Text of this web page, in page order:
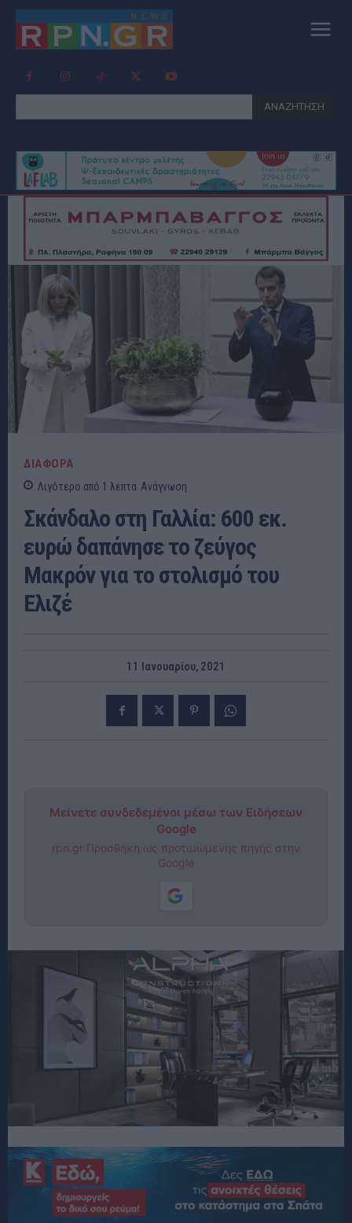
ΑΝΑΖΗΤΗΣΗ
ΔΙΑΦΟΡΑ
Λιγότερο από 1 λεπτα Ανάγνωση
Σκάνδαλο στη Γαλλία: 600 εκ.
ευρώ δαπάνησε το ζεύγος
Μακρόν για το στολισμό του
Ελιζέ
11 Ιανουαρίου, 2021
Μείνετε συνδεδεμένοι μέσω των Ειδήσεων
Google
rpn.gr Προσθήκη ως προτιμώμενης πηγής στην
Google